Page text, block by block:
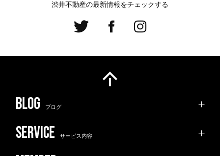
渋井不動産の最新情報をチェックする
ブログ
サービス内容